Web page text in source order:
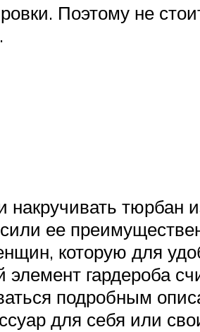
Поэтому не
тюрбан
ее
которую для
гардероба
подробным
для себя или